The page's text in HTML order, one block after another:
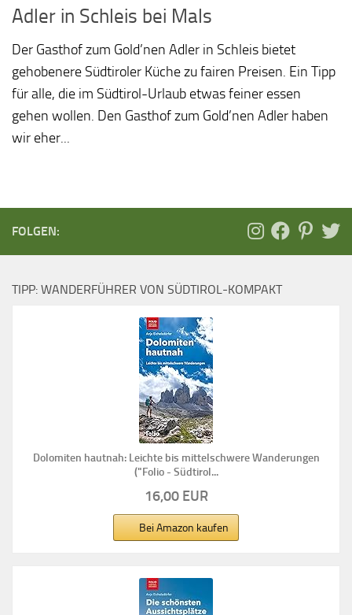
Adler in Schleis bei Mals
Der Gasthof zum Gold’nen Adler in Schleis bietet
gehobenere Südtiroler Küche zu fairen Preisen. Ein Tipp
für alle, die im Südtirol-Urlaub etwas feiner essen
gehen wollen. Den Gasthof zum Gold’nen Adler haben
wir eher...
FOLGEN:
TIPP: WANDERFÜHRER VON SÜDTIROL-KOMPAKT
Dolomiten hautnah: Leichte bis mittelschwere Wanderungen
("Folio - Südtirol...
16,00 EUR
Bei Amazon kaufen